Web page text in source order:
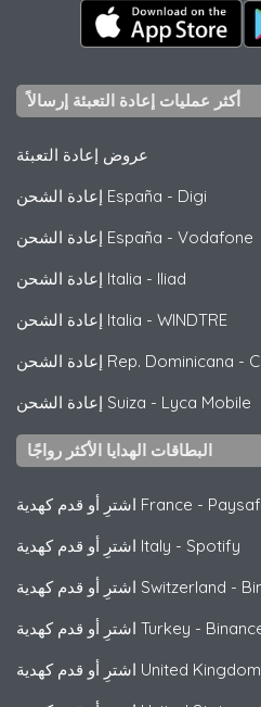
أكثر عمليات إعادة التعبئة إرسالاً
عروض إعادة التعبئة
إعادة الشحن España - Digi
إعادة الشحن España - Vodafone
إعادة الشحن Italia - Iliad
إعادة الشحن Italia - WINDTRE
إعادة الشحن Rep. Dominicana -
إعادة الشحن Suiza - Lyca Mobile
البطاقات الهدايا الأكثر رواجًا
اشترِ أو قدم كهدية France -
اشترِ أو قدم كهدية Italy - Spotify
اشترِ أو قدم كهدية Switzerland -
اشترِ أو قدم كهدية Turkey -
اشترِ أو قدم كهدية United Kingdom